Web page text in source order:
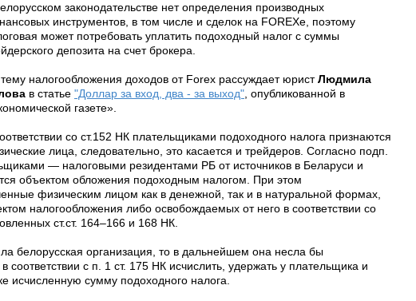
законодательстве нет определения производных
инструментов, в том числе и сделок на FOREXе, поэтому
может потребовать уплатить подоходный налог с суммы
депозита на счет брокера.
налогообложения доходов от Forex рассуждает юристЛюдмила
в статье "Доллар за вход, два - за выход" , опубликованной в
газете».
со ст.152 НК плательщиками подоходного налога признаются
лица, следовательно, это касается и трейдеров. Согласно подп.
— налоговыми резидентами РБ от источников в Беларуси и
объектом обложения подоходным налогом. При этом
физическим лицом как в денежной, так и в натуральной формах,
налогообложения либо освобождаемых от него в соответствии со
ст.ст. 164–166 и 168 НК.
белорусская организация, то в дальнейшем она несла бы
соответствии с п. 1 ст. 175 НК исчислить, удержать у плательщика и
исчисленную сумму подоходного налога.